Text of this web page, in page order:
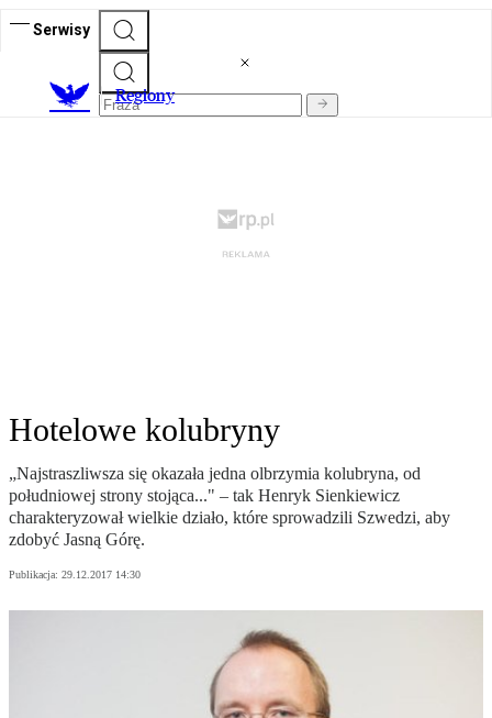
Serwisy
Regiony
Hotelowe kolubryny
„Najstraszliwsza się okazała jedna olbrzymia kolubryna, od
południowej strony stojąca..." – tak Henryk Sienkiewicz
charakteryzował wielkie działo, które sprowadzili Szwedzi, aby
zdobyć Jasną Górę.
Publikacja: 29.12.2017 14:30